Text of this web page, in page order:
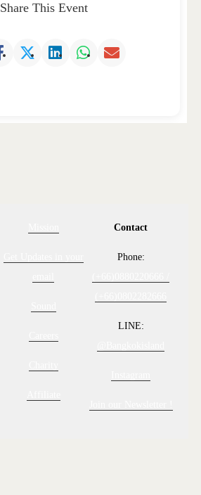
Share This Event
Contact
Phone:
LINE: